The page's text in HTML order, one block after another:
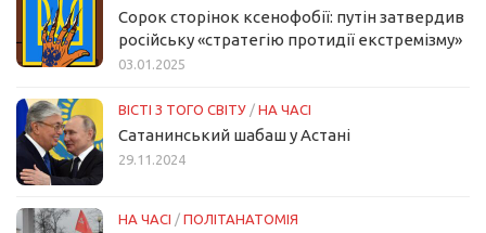
Сорок сторінок ксенофобії: путін затвердив
російську «стратегію протидії екстремізму»
03.01.2025
ВІСТІ З ТОГО СВІТУ / НА ЧАСІ
Сатанинський шабаш у Астані
29.11.2024
НА ЧАСІ / ПОЛІТАНАТОМІЯ